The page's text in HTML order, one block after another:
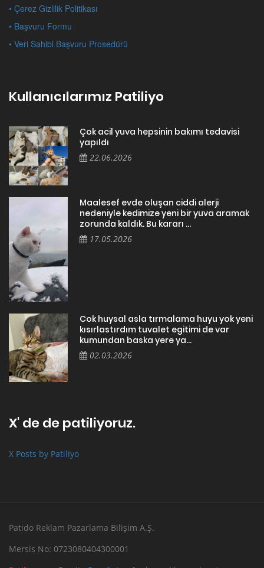
• Çerez Gizlilik Politikası
• Başvuru Formu
• Veri Sahibi Başvuru Prosedürü
Kullanıcılarımız Patiliyo
Çok acil yuva hepsinin bakımı tedavisi
yapıldı
22.06.2026
Maalesef evde oluşan ciddi alerji
nedeniyle kedimize yeni bir yuva aramak
zorunda kaldık. Bu kararı ...
17.05.2026
Cok huysal asla tırmalama huyu yok yeni
kısırlastırdım tuvalet egitimi de var
kumundan baska yere ya...
02.03.2026
X' de de patiliyoruz.
X Posts by Patiliyo
Patido Reklam Pazarlama Bilişim A.Ş.
Mersis No: 0723080404300001